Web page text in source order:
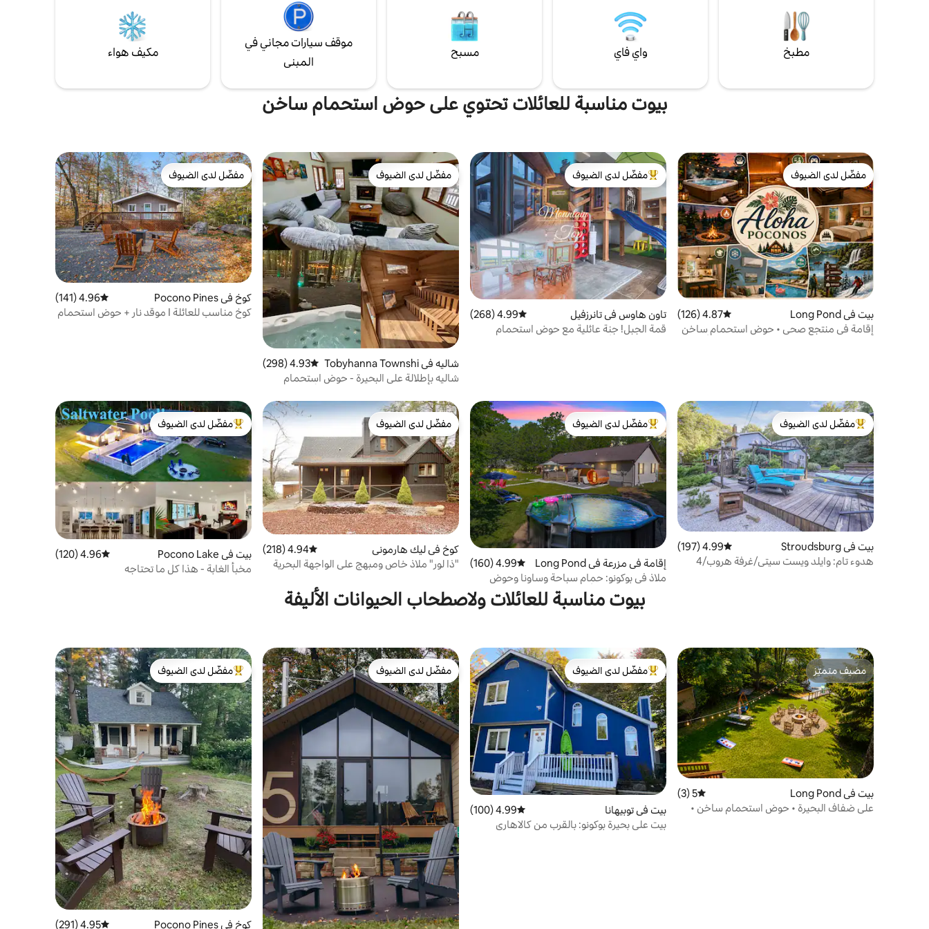
وصول/مغادرة مرن. حمام سباحة خارجي
مجتمعي متاح مقابل رسوم إضافية.
مطبخ واي فاي مسبح
موقف سيارات مجاني في
المبنى
مكيف هواء
بيوت مناسبة للعائلات تحتوي على حوض استحمام ساخن
مفضّل لدى الضيوف
مفضّل لدى الضيوف
بيت في Long Pond متوسط التقييم 4.87 من 5، 126 مراجعات
4.87 (126)
إقامة في منتجع صحي • حوض استحمام ساخن
من أبرز البيوت المفضّلة لدى الضيوف
مفضّل لدى الضيوف
تاون هاوس في تانرزفيل متوسط التقييم 4.99 من 5، 268 مراجعات
4.99 (268)
قمة الجبل! جنة عائلية مع حوض استحمام
مفضّل لدى الضيوف
مفضّل لدى الضيوف
شاليه في Tobyhanna Townshi
p
متوسط التقييم 4.93 من 5، 298 مراجعات
4.93 (298)
شاليه بإطلالة على البحيرة - حوض استحمام
مفضّل لدى الضيوف
مفضّل لدى الضيوف
كوخ في Pocono Pines متوسط التقييم 4.96 من 5، 141 مراجعات
4.96 (141)
كوخ مناسب للعائلة I موقد نار + حوض استحمام
من أبرز البيوت المفضّلة لدى الضيوف
مفضّل لدى الضيوف
بيت في Stroudsburg متوسط التقييم 4.99 من 5، 197 مراجعات
4.99 (197)
هدوء تام: وايلد ويست سيتي/غرفة هروب/4
من أبرز البيوت المفضّلة لدى الضيوف
مفضّل لدى الضيوف
إقامة في مزرعة في Long Pond متوسط التقييم 4.99 من 5، 160 مراجعات
4.99 (160)
ملاذ في بوكونو: حمام سباحة وساونا وحوض
استحمام ساخن وألعاب وسيارة تسلا كهربائية
مفضّل لدى الضيوف
مفضّل لدى الضيوف
كوخ في ليك هارموني متوسط التقييم 4.94 من 5، 218 مراجعات
4.94 (218)
"ذا لور" ملاذ خاص ومبهج على الواجهة البحرية
من أبرز البيوت المفضّلة لدى الضيوف
مفضّل لدى الضيوف
بيت في Pocono Lake متوسط التقييم 4.96 من 5، 120 مراجعات
4.96 (120)
مخبأ الغابة - هذا كل ما تحتاجه
بيوت مناسبة للعائلات ولاصطحاب الحيوانات الأليفة
مضيف متميّز
مضيف متميّز
بيت في Long Pond متوسط التقييم 5 من 5، 3 مراجعات
5 (3)
على ضفاف البحيرة • حوض استحمام ساخن •
من أبرز البيوت المفضّلة لدى الضيوف
مفضّل لدى الضيوف
بيت في توبيهانا متوسط التقييم 4.99 من 5، 100 مراجعات
4.99 (100)
بيت على بحيرة بوكونو: بالقرب من كالاهاري
مفضّل لدى الضيوف
مفضّل لدى الضيوف
من أبرز البيوت المفضّلة لدى الضيوف
مفضّل لدى الضيوف
كوخ في Pocono Pines متوسط التقييم 4.95 من 5، 291 مراجعات
4.95 (291)